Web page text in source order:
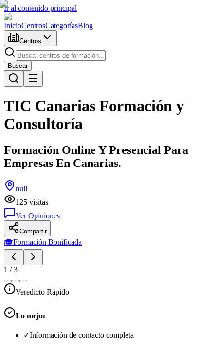
Ir al contenido principal
InicioCentrosCategoríasBlog
Centros
Buscar
TIC Canarias Formación y
Consultoría
Formación Online Y Presencial Para
Empresas En Canarias.
null
125 visitas
Ver Opiniones
Compartir
🎓Formación Bonificada
1 /3
Veredicto Rápido
Lo mejor
✓Información de contacto completa